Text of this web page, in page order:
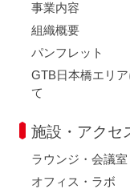
事業内容
組織概要
パンフレット
GTB日本橋エリ
て
施設・アクセ
ラウンジ・会議室
オフィス・ラボ